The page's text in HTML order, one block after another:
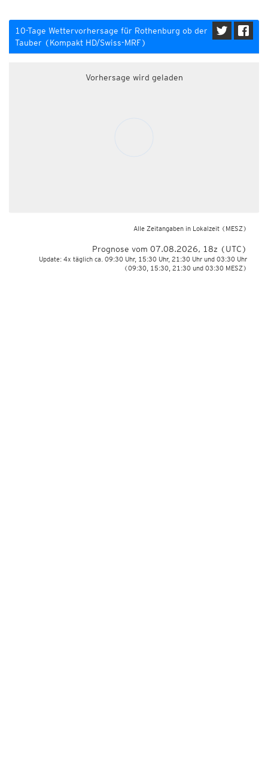
10-Tage Wettervorhersage für Rothenburg ob der
Tauber (Kompakt HD/Swiss-MRF)
Vorhersage wird geladen
Alle Zeitangaben in Lokalzeit (MESZ)
Prognose vom 07.08.2026, 18z (UTC)
Update: 4x täglich ca. 09:30 Uhr, 15:30 Uhr, 21:30 Uhr und 03:30 Uhr
(09:30, 15:30, 21:30 und 03:30 MESZ)